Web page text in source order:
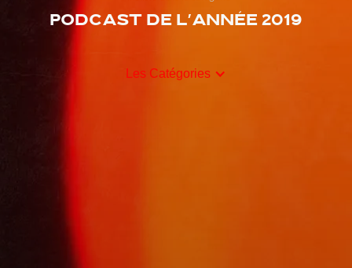
Podcast de l'année 2019
Les Catégories